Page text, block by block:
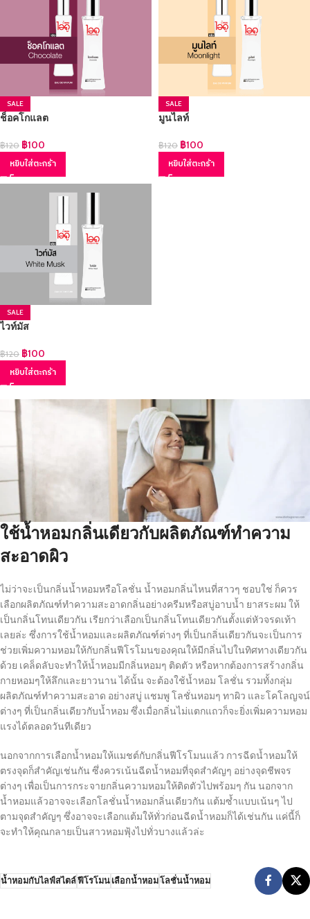
SALE
ช็อคโกแลต
฿120 ฿100
หยิบใส่ตะกร้า
SALE
มูนไลท์
฿120 ฿100
หยิบใส่ตะกร้า
SALE
ไวท์มัส
฿120 ฿100
หยิบใส่ตะกร้า
ใช้น้ำหอมกลิ่นเดียวกับผลิตภัณฑ์ทำความ
สะอาดผิว
ไม่ว่าจะเป็นกลิ่นน้ำหอมหรือโลชั่น น้ำหอมกลิ่นไหนที่สาวๆ ชอบใช่ ก็ควร
เลือกผลิตภัณฑ์ทำความสะอาดกลิ่นอย่างครีมหรือสบู่อาบน้ำ ยาสระผม ให้
เป็นกลิ่นโทนเดียวกัน เรียกว่าเลือกเป็นกลิ่นโทนเดียวกันตั้งแต่หัวจรดเท้า
เลยล่ะ ซึ่งการใช้น้ำหอมและผลิตภัณฑ์ต่างๆ ที่เป็นกลิ่นเดียวกันจะเป็นการ
ช่วยเพิ่มความหอมให้กับกลิ่นฟีโรโมนของคุณให้มีกลิ่นไปในทิศทางเดียวกัน
ด้วย เคล็ดลับจะทำให้น้ำหอมมีกลิ่นหอมๆ ติดตัว หรือหากต้องการสร้างกลิ่น
กายหอมๆให้ลึกและยาวนาน ได้นั้น จะต้องใช้น้ำหอม โลชั่น รวมทั้งกลุ่ม
ผลิตภัณฑ์ทำความสะอาด อย่างสบู่ แชมพู โลชั่นหอมๆ ทาผิว และโคโลญจน์
ต่างๆ ที่เป็นกลิ่นเดียวกับน้ำหอม ซึ่งเมื่อกลิ่นไม่แตกแถวก็จะยิ่งเพิ่มความหอม
แรงได้ตลอดวันทีเดียว
นอกจากการเลือกน้ำหอมให้แมชต์กับกลิ่นฟีโรโมนแล้ว การฉีดน้ำหอมให้
ตรงจุดก็สำคัญเช่นกัน ซึ่งควรเน้นฉีดน้ำหอมที่จุดสำคัญๆ อย่างจุดชีพจร
ต่างๆ เพื่อเป็นการกระจายกลิ่นความหอมให้ติดตัวไปพร้อมๆ กัน นอกจาก
น้ำหอมแล้วอาจจะเลือกโลชั่นน้ำหอมกลิ่นเดียวกัน แต้มซ้ำแบบเน้นๆ ไป
ตามจุดสำคัญๆ ซึ่งอาจจะเลือกแต้มให้ทั่วก่อนฉีดน้ำหอมก็ได้เช่นกัน แค่นี้ก็
จะทำให้คุณกลายเป็นสาวหอมฟุ้งไปทั่วบางแล้วล่ะ
น้ำหอมกับไลฟ์สไตล์ฟีโรโมนเลือกน้ำหอมโลชั่นน้ำหอม